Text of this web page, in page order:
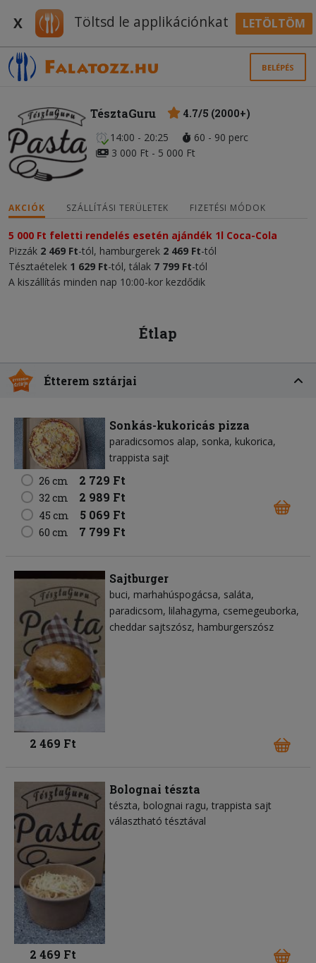
X Töltsd le applikációnkat LETÖLTÖM
BELÉPÉS
TésztaGuru
4.7/5 (2000+)
14:00 - 20:25
60 - 90 perc
3 000 Ft - 5 000 Ft
AKCIÓK SZÁLLÍTÁSI TERÜLETEK FIZETÉSI MÓDOK
5 000 Ft feletti rendelés esetén ajándék 1l Coca-Cola
Pizzák 2 469 Ft-tól, hamburgerek 2 469 Ft-tól
Tésztaételek 1 629 Ft-tól, tálak 7 799 Ft-tól
A kiszállítás minden nap 10:00-kor kezdődik
Étlap
Étterem sztárjai
Sonkás-kukoricás pizza
paradicsomos alap sonka kukorica
trappista sajt
26 cm
2 729 Ft
32 cm 2 989 Ft
45 cm 5 069 Ft
60 cm 7 799 Ft
Sajtburger
buci marhahúspogácsa saláta
paradicsom lilahagyma csemegeuborka
cheddar sajtszósz hamburgerszósz
2 469 Ft
Bolognai tészta
tészta bolognai ragu trappista sajt
választható tésztával
2 469 Ft